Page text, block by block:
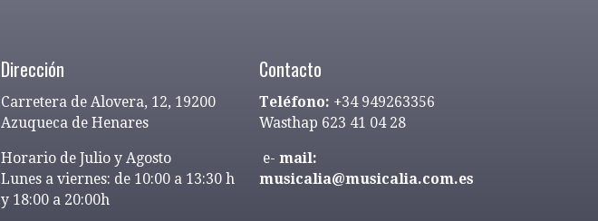
Dirección
Carretera de Alovera, 12, 19200
Azuqueca de Henares
Horario de Julio y Agosto
Lunes a viernes: de 10:00 a 13:30 h
y 18:00 a 20:00h
Contacto
Teléfono: +34 949263356
Wasthap 623 41 04 28
e- mail:
musicalia@musicalia.com.es